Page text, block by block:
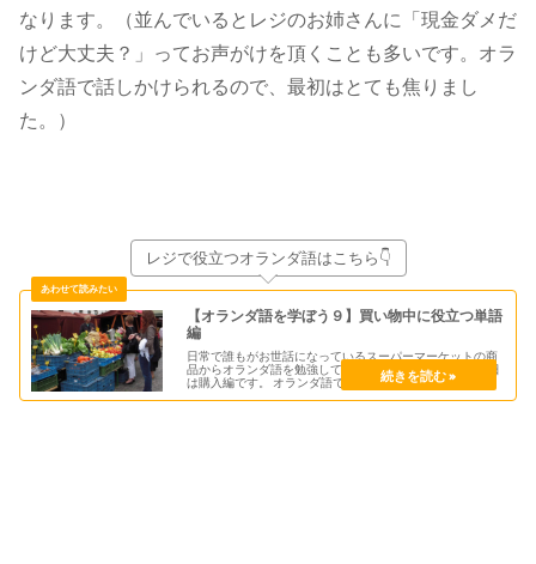
なります。（並んでいるとレジのお姉さんに「現金ダメだ
けど大丈夫？」ってお声がけを頂くことも多いです。オラ
ンダ語で話しかけられるので、最初はとても焦りまし
た。）
レジで役立つオランダ語はこちら👇
【オランダ語を学ぼう９】買い物中に役立つ単語
編
日常で誰もがお世話になっているスーパーマーケットの商
品からオランダ語を勉強してみようシリーズ第９弾。 今日
は購入編です。 オランダ語で買い物をするは
Winkelen（ウィンクレン）と言います。 日本同様にオラ